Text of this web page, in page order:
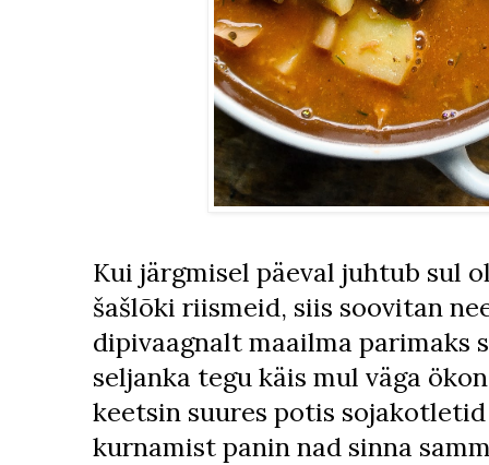
Kui järgmisel päeval juhtub sul
šašlõki riismeid, siis soovitan
dipivaagnalt maailma parimaks
seljanka tegu käis mul väga
keetsin suures potis
kurnamist panin nad sinna